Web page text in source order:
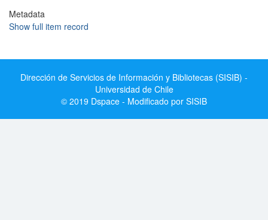
Metadata
Show full item record
Dirección de Servicios de Información y Bibliotecas (SISIB) -
Universidad de Chile
© 2019 Dspace - Modificado por SISIB